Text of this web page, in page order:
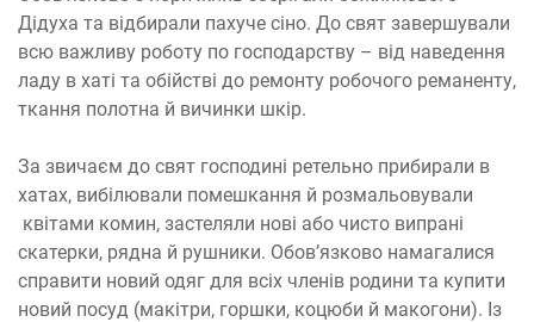
Дідуха та відбирали пахуче сіно. До свят завершували
всю важливу роботу по господарству – від наведення
ладу в хаті та обійстві до ремонту робочого реманенту,
ткання полотна й вичинки шкір.
За звичаєм до свят господині ретельно прибирали в
хатах, вибілювали помешкання й розмальовували
квітами комин, застеляли нові або чисто випрані
скатерки, рядна й рушники. Обов’язково намагалися
справити новий одяг для всіх членів родини та купити
новий посуд (макітри, горшки, коцюби й макогони). Із